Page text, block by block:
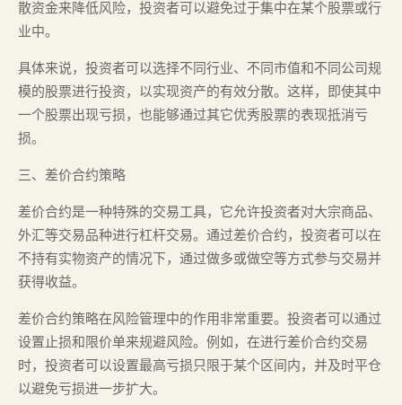
散资金来降低风险，投资者可以避免过于集中在某个股票或行
业中。
具体来说，投资者可以选择不同行业、不同市值和不同公司规
模的股票进行投资，以实现资产的有效分散。这样，即使其中
一个股票出现亏损，也能够通过其它优秀股票的表现抵消亏
损。
三、差价合约策略
差价合约是一种特殊的交易工具，它允许投资者对大宗商品、
外汇等交易品种进行杠杆交易。通过差价合约，投资者可以在
不持有实物资产的情况下，通过做多或做空等方式参与交易并
获得收益。
差价合约策略在风险管理中的作用非常重要。投资者可以通过
设置止损和限价单来规避风险。例如，在进行差价合约交易
时，投资者可以设置最高亏损只限于某个区间内，并及时平仓
以避免亏损进一步扩大。